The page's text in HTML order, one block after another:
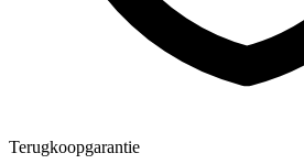
Terugkoopgarantie